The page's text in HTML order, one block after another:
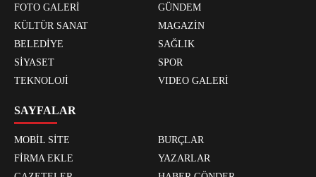
FOTO GALERİ
GÜNDEM
KÜLTÜR SANAT
MAGAZİN
BELEDİYE
SAĞLIK
SİYASET
SPOR
TEKNOLOJİ
VIDEO GALERİ
SAYFALAR
MOBİL SİTE
BURÇLAR
FİRMA EKLE
YAZARLAR